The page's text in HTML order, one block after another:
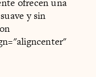
ofrecen una
y sin